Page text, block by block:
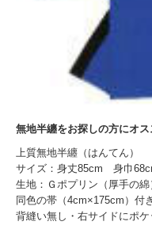
インテリア提灯
別注半纏
無地半纏
神社のぼり・社寺幕
横断幕・懸垂幕
無地半纏をお探しの方にオス
上質無地半纏（はんてん）
サイズ：身丈85cm 身巾
生地：Ｇポプリン（厚手の綿
同色の帯（4cm×175cm）付き
背縫い無し・右サイドにポケ